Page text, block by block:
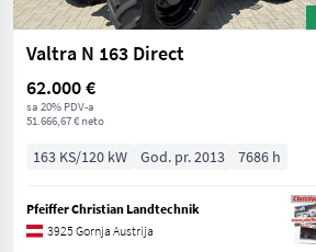
Valtra N 163 Direct
62.000 €
sa 20% PDV-a
51.666,67 € neto
163 KS/120 kW God. pr. 2013 7686 h
Pfeiffer Christian Landtechnik
3925 Gornja Austrija